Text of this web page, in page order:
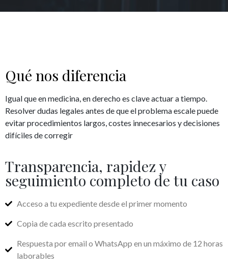
Qué nos diferencia
Igual que en medicina, en derecho es clave actuar a tiempo.
Resolver dudas legales antes de que el problema escale puede
evitar procedimientos largos, costes innecesarios y decisiones
difíciles de corregir
Transparencia, rapidez y
seguimiento completo de tu caso
Acceso a tu expediente desde el primer momento
Copia de cada escrito presentado
Respuesta por email o WhatsApp en un máximo de 12 horas
laborables